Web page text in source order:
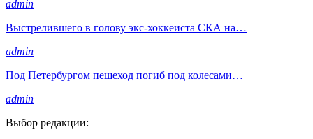
admin
Выстрелившего в голову экс-хоккеиста СКА на…
admin
Под Петербургом пешеход погиб под колесами…
admin
Выбор редакции: